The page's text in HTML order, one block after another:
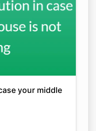
your middle